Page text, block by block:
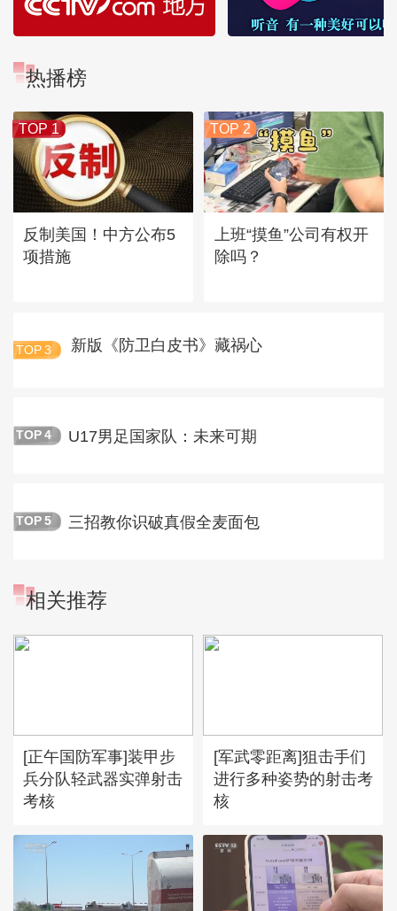
热播榜
TOP 1
反制美国！中方公布5
项措施
TOP 2
上班“摸鱼”公司有权开
除吗？
TOP 3 新版《防卫白皮书》藏祸心
TOP 4 U17男足国家队：未来可期
TOP 5 三招教你识破真假全麦面包
相关推荐
[正午国防军事]装甲步
兵分队轻武器实弹射击
考核
[军武零距离]狙击手们
进行多种姿势的射击考
核